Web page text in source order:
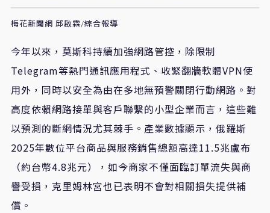
梅花新聞網 邱啟霖/綜合報導
今年以來，莫斯科持續加強網路管控，除限制
Telegram等熱門通訊應用程式、收緊翻牆軟體VPN使
用外，同時以安全為由在多地無預警關閉行動網路。對
高度依賴網路接單與客戶聯繫的小型企業而言，這些難
以預測的斷網情況尤其棘手。產業數據顯示，俄羅斯
2025年數位平台商品與服務銷售總額高達11.5兆盧布
（約台幣4.8兆元），如今商家不僅面臨訂單流失與商
譽受損，克里姆林宮也已表明不會對相關損失提供補
償。